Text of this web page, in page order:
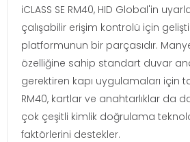
iCLASS SE RM40, HID Global'in
çalışabilir erişim kontrolü için
platformunun bir parçasıdır.
özelliğine sahip standart duvar
gerektiren kapı uygulamaları için
RM40, kartlar ve anahtarlıklar da
çok çeşitli kimlik doğrulama
faktörlerini destekler.